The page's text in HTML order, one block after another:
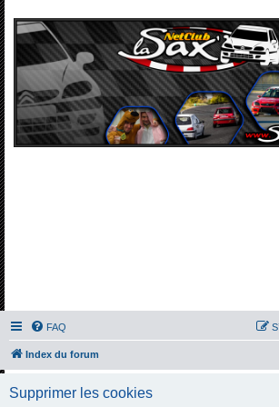
FAQ
Index du forum
Supprimer les cookies